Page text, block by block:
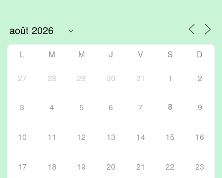
L M M J V S D
27 28 29 30 31 1 2
3 4 5 6 7 8 9
10 11 12 13 14 15 16
17 18 19 20 21 22 23